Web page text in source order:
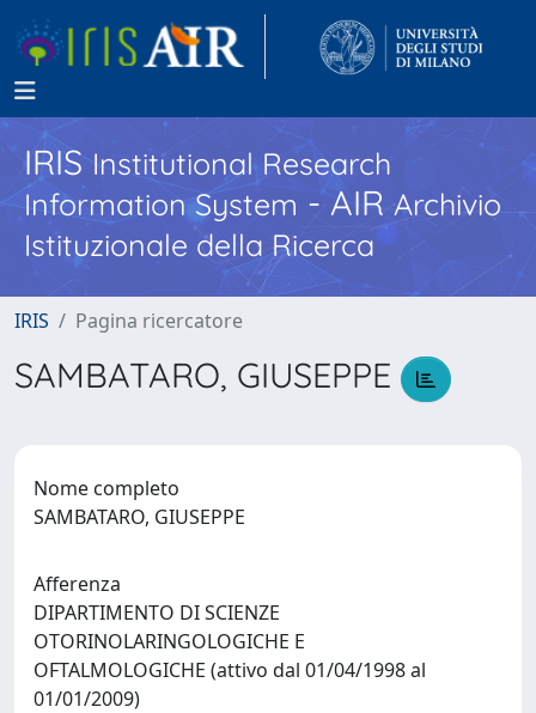
IRISInstitutional Research
Information System - AIR Archivio
Istituzionale della Ricerca
IRIS Pagina ricercatore
SAMBATARO, GIUSEPPE
Nome completo
SAMBATARO, GIUSEPPE
Afferenza
DIPARTIMENTO DI SCIENZE
OTORINOLARINGOLOGICHE E
OFTALMOLOGICHE (attivo dal 01/04/1998 al
01/01/2009)